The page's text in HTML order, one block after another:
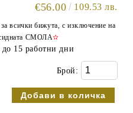
€56.00 109.53 лв.
всички бижута, с изключение на
СМОЛА✫
до 15 работни дни
Брой: